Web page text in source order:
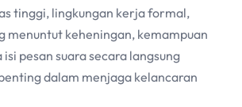
tinggi, lingkungan kerja formal,
menuntut keheningan, kemampuan
pesan suara secara langsung
dalam menjaga kelancaran